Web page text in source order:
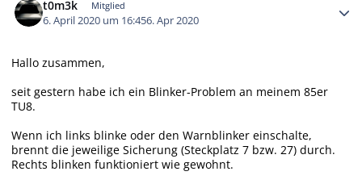
t0m3k Mitglied
6. April 2020 um 16:456. Apr 2020
Hallo zusammen,
seit gestern habe ich ein Blinker-Problem an meinem 85er
TU8.
Wenn ich links blinke oder den Warnblinker einschalte,
brennt die jeweilige Sicherung (Steckplatz 7 bzw. 27) durch.
Rechts blinken funktioniert wie gewohnt.